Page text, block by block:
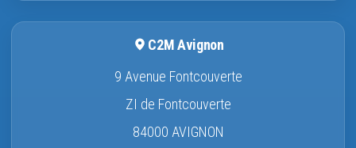
C2M Avignon
9 Avenue Fontcouverte
ZI de Fontcouverte
84000 AVIGNON